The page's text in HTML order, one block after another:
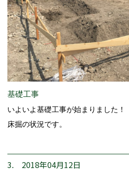
基礎工事
いよいよ基礎工事が始まりました！
床掘の状況です。
3. 2018年04月12日